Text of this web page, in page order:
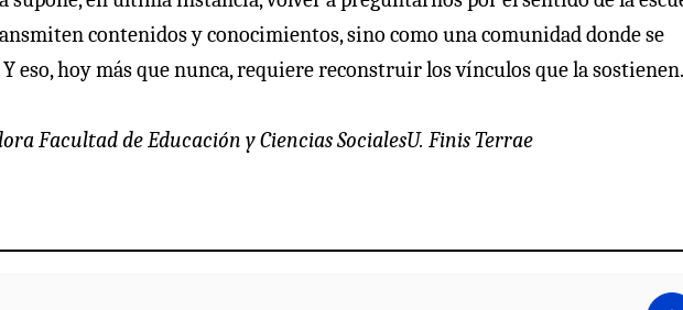
contenidos y conocimientos, sino como una comunidad donde se
eso, hoy más que nunca, requiere reconstruir los vínculos que la sostienen.
Facultad de Educación y Ciencias SocialesU. Finis Terrae